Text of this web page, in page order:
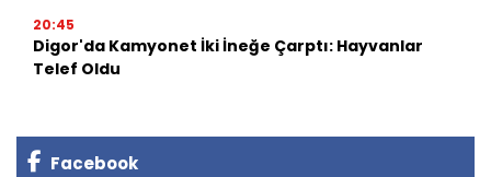
20:45
Digor'da Kamyonet İki İneğe Çarptı: Hayvanlar
Telef Oldu
Facebook